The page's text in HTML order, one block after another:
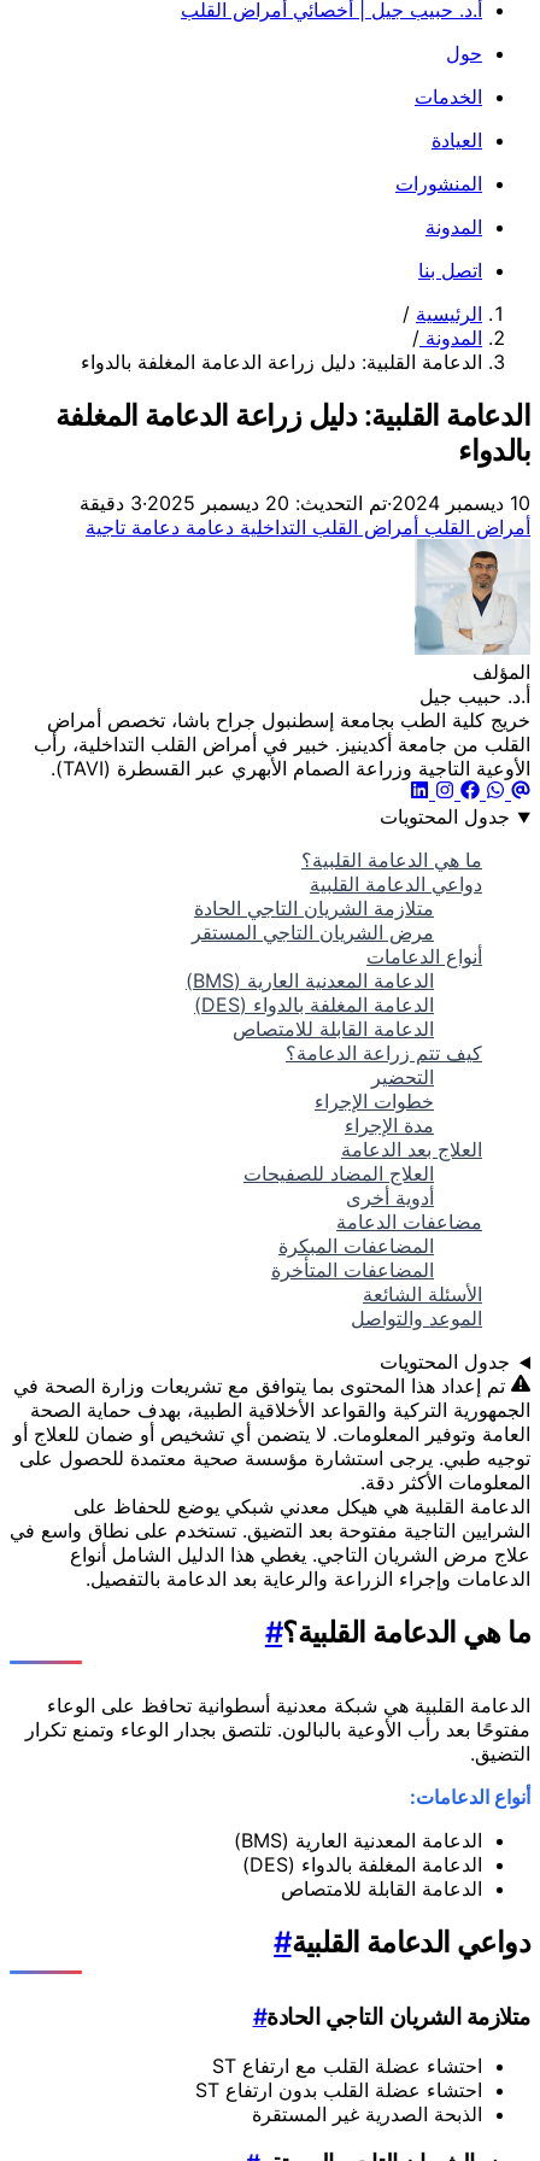
أ.د. حبيب جيل | أخصائي أمراض القلب
حول
الخدمات
العيادة
المنشورات
المدونة
اتصل بنا
الرئيسية /
المدونة /
الدعامة القلبية: دليل زراعة الدعامة المغلفة بالدواء
الدعامة القلبية: دليل زراعة الدعامة المغلفة
بالدواء
10 ديسمبر 2024 ·تم التحديث: 20 ديسمبر 2025 ·3 دقيقة
أمراض القلب أمراض القلب التداخلية دعامة دعامة تاجية
المؤلف
أ.د. حبيب جيل
خريج كلية الطب بجامعة إسطنبول جراح باشا، تخصص أمراض
القلب من جامعة أكدينيز. خبير في أمراض القلب التداخلية، رأب
الأوعية التاجية وزراعة الصمام الأبهري عبر القسطرة (TAVI).
جدول المحتويات
ما هي الدعامة القلبية؟
دواعي الدعامة القلبية
متلازمة الشريان التاجي الحادة
مرض الشريان التاجي المستقر
أنواع الدعامات
الدعامة المعدنية العارية (BMS)
الدعامة المغلفة بالدواء (DES)
الدعامة القابلة للامتصاص
كيف تتم زراعة الدعامة؟
التحضير
خطوات الإجراء
مدة الإجراء
العلاج بعد الدعامة
العلاج المضاد للصفيحات
أدوية أخرى
مضاعفات الدعامة
المضاعفات المبكرة
المضاعفات المتأخرة
الأسئلة الشائعة
الموعد والتواصل
جدول المحتويات
تم إعداد هذا المحتوى بما يتوافق مع تشريعات وزارة الصحة في
الجمهورية التركية والقواعد الأخلاقية الطبية، بهدف حماية الصحة
العامة وتوفير المعلومات. لا يتضمن أي تشخيص أو ضمان للعلاج أو
توجيه طبي. يرجى استشارة مؤسسة صحية معتمدة للحصول على
المعلومات الأكثر دقة.
الدعامة القلبية هي هيكل معدني شبكي يوضع للحفاظ على
الشرايين التاجية مفتوحة بعد التضيق. تستخدم على نطاق واسع في
علاج مرض الشريان التاجي. يغطي هذا الدليل الشامل أنواع
الدعامات وإجراء الزراعة والرعاية بعد الدعامة بالتفصيل.
ما هي الدعامة القلبية؟#
الدعامة القلبية هي شبكة معدنية أسطوانية تحافظ على الوعاء
مفتوحًا بعد رأب الأوعية بالبالون. تلتصق بجدار الوعاء وتمنع تكرار
التضيق.
أنواع الدعامات:
الدعامة المعدنية العارية (BMS)
الدعامة المغلفة بالدواء (DES)
الدعامة القابلة للامتصاص
دواعي الدعامة القلبية#
متلازمة الشريان التاجي الحادة#
احتشاء عضلة القلب مع ارتفاع ST
احتشاء عضلة القلب بدون ارتفاع ST
الذبحة الصدرية غير المستقرة